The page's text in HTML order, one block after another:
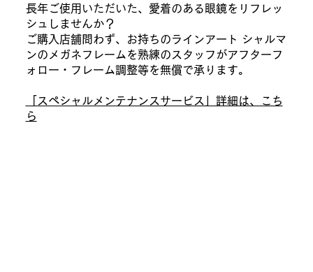
長年ご使用いただいた、愛着のある眼鏡をリフレッ
シュしませんか？
ご購入店舗問わず、お持ちのラインアート シャルマ
ンのメガネフレームを熟練のスタッフがアフターフ
ォロー・フレーム調整等を無償で承ります。
​「スペシャルメンテナンスサービス」詳細は、こち
ら